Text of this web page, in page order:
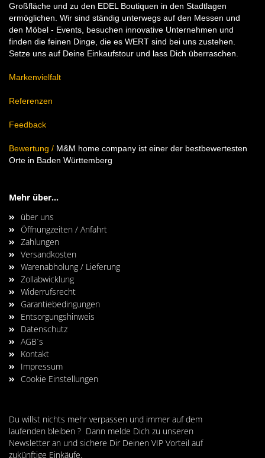
Großfläche und zu den EDEL Boutiquen in den Stadtlagen
ermöglichen. Wir sind ständig unterwegs auf den Messen und
den Möbel - Events, besuchen innovative Unternehmen und
finden die feinen Dinge, die es WERT sind bei uns zustehen.
Setze uns auf Deine Einkaufstour und lass Dich überraschen.
Markenvielfalt
Referenzen
Feedback
Bewertung / M&M home company ist einer der bestbewertesten
Orte in Baden Württemberg
Mehr über...
über uns
Öffnungzeiten / Anfahrt
Zahlungen
Versandkosten
Warenabholung / Lieferung
Zollabwicklung
Widerrufsrecht
Garantiebedingungen
Entsorgungshinweis
Datenschutz
AGB´s
Kontakt
Impressum
Cookie Einstellungen
Du willst nichts mehr verpassen und immer auf dem
laufenden bleiben ? Dann melde Dich zu unseren
Newsletter an und sichere Dir Deinen VIP Vorteil auf
zukünftige Einkäufe.